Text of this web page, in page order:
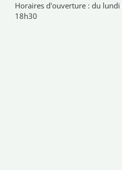
Horaires d'ouverture : du
18h30